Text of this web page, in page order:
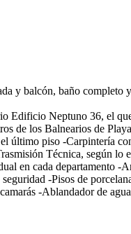
y balcón, baño
Edificio Neptuno 36, el
de los Balnearios de
último piso -
Técnica, según
cada departamento -
-Pisos de
-Ablandador de